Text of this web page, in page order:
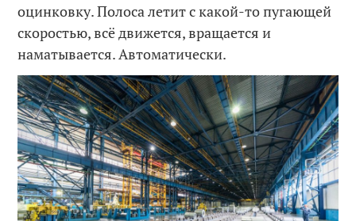
оцинковку. Полоса летит с какой-то пугающей
скоростью, всё движется, вращается и
наматывается. Автоматически.